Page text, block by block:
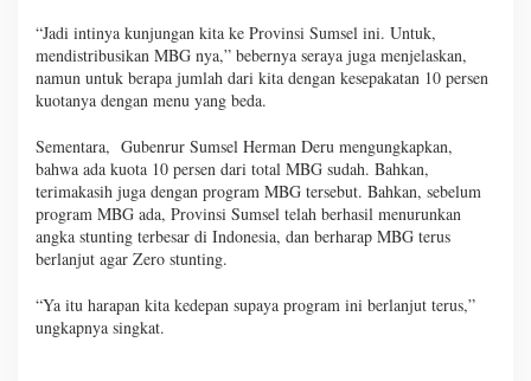
“Jadi intinya kunjungan kita ke Provinsi Sumsel ini. Untuk,
mendistribusikan MBG nya,” bebernya seraya juga menjelaskan,
namun untuk berapa jumlah dari kita dengan kesepakatan 10 persen
kuotanya dengan menu yang beda.
Sementara, Gubenrur Sumsel Herman Deru mengungkapkan,
bahwa ada kuota 10 persen dari total MBG sudah. Bahkan,
terimakasih juga dengan program MBG tersebut. Bahkan, sebelum
program MBG ada, Provinsi Sumsel telah berhasil menurunkan
angka stunting terbesar di Indonesia, dan berharap MBG terus
berlanjut agar Zero stunting.
“Ya itu harapan kita kedepan supaya program ini berlanjut terus,”
ungkapnya singkat.